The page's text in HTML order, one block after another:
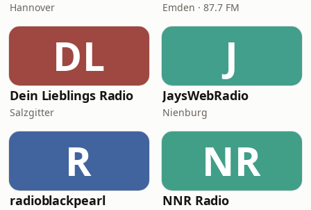
Hannover Emden · 87.7 FM
DL
Dein Lieblings Radio
Salzgitter
J
JaysWebRadio
Nienburg
R
radioblackpearl
NR
NNR Radio